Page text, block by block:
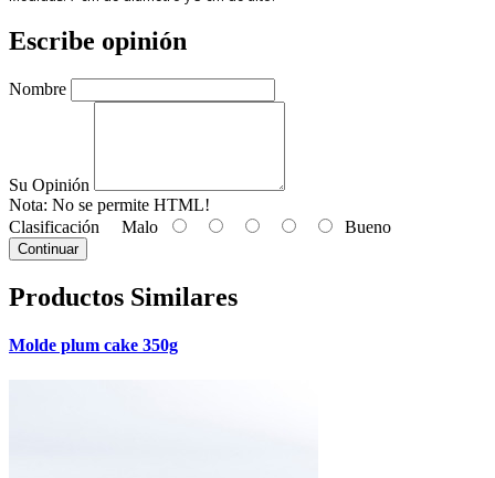
Escribe opinión
Nombre
Su Opinión
Nota: No se permite HTML!
Clasificación Malo Bueno
Continuar
Productos Similares
Molde plum cake 350g